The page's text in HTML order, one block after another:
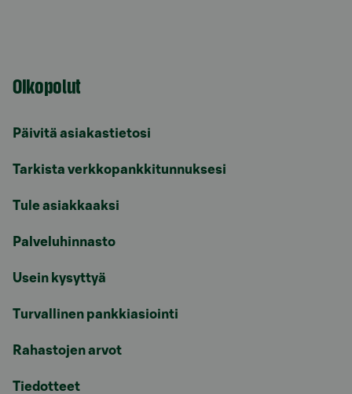
Oikopolut
Päivitä asiakastietosi
Tarkista verkkopankkitunnuksesi
Tule asiakkaaksi
Palveluhinnasto
Usein kysyttyä
Turvallinen pankkiasiointi
Rahastojen arvot
Tiedotteet